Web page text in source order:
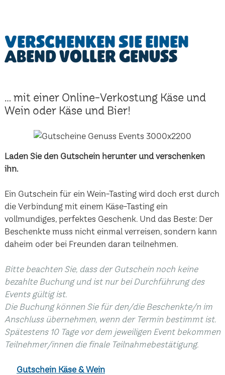
Verschenken Sie einen
Abend voller Genuss
... mit einer Online-Verkostung Käse und
Wein oder Käse und Bier!
Laden Sie den Gutschein herunter und verschenken
ihn.
Ein Gutschein für ein Wein-Tasting wird doch erst durch
die Verbindung mit einem Käse-Tasting ein
vollmundiges, perfektes Geschenk. Und das Beste: Der
Beschenkte muss nicht einmal verreisen, sondern kann
daheim oder bei Freunden daran teilnehmen.
Bitte beachten Sie, dass der Gutschein noch keine
bezahlte Buchung und ist nur bei Durchführung des
Events gültig ist.
Die Buchung können Sie für den/die Beschenkte/n im
Anschluss übernehmen, wenn der Termin bestimmt ist.
Spätestens 10 Tage vor dem jeweiligen Event bekommen
Teilnehmer/innen die finale Teilnahmebestätigung.
Gutschein Käse & Wein